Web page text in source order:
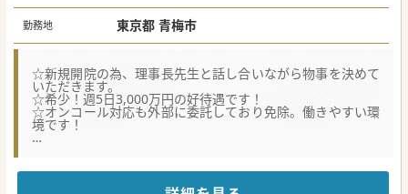
勤務地 東京都 青梅市
☆新規開院の為、理事長先生と話し合いながら物事を決めて
いただきます。
☆希少！週5日3,000万円の好待遇です！
☆オンコール対応も外部に委託しており免除。働きやすい環
境です！
外来と訪問診療を中心に、オンライン診療にも積極取り組ん